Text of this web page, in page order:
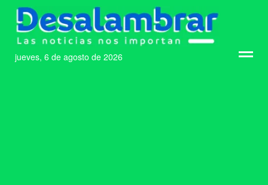
jueves, 6 de agosto de 2026